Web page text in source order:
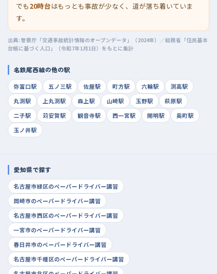
でも 20時台はもっとも事故が少なく、道が落ち着いていま
す。
出典: 警察庁「交通事故統計情報のオープンデータ」（2024年）／総務省「住民基本
台帳に基づく人口」（令和7年1月1日）をもとに集計
名鉄尾西線の他の駅
弥富口駅 五ノ三駅 佐屋駅 町方駅 六輪駅
渕高駅
丸渕駅
上丸渕駅 森上駅 山崎駅 玉野駅
萩原駅
二子駅
苅安賀駅 観音寺駅 西一宮駅 開明駅
奥町駅
玉ノ井駅
愛知県で探す
名古屋市緑区のペーパードライバー講習
岡崎市のペーパードライバー講習
名古屋市西区のペーパードライバー講習
一宮市のペーパードライバー講習
春日井市のペーパードライバー講習
名古屋市千種区のペーパードライバー講習